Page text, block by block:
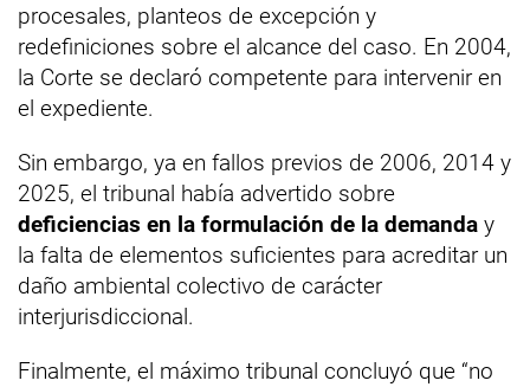
procesales, planteos de excepción y
redefiniciones sobre el alcance del caso. En 2004,
la Corte se declaró competente para intervenir en
el expediente.
Sin embargo, ya en fallos previos de 2006, 2014 y
2025, el tribunal había advertido sobre
deficiencias en la formulación de la demanda y
la falta de elementos suficientes para acreditar un
daño ambiental colectivo de carácter
interjurisdiccional.
Finalmente, el máximo tribunal concluyó que “no